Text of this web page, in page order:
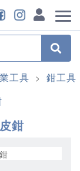
工具 > 鉗工具
鉗